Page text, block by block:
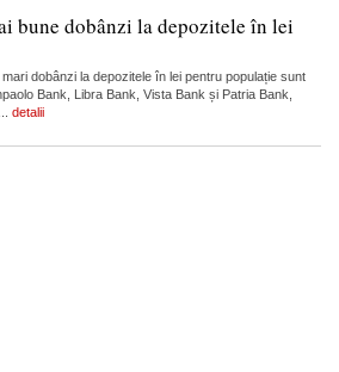
bune dobânzi la depozitele în lei
dobânzi la depozitele în lei pentru populație sunt
Bank, Libra Bank, Vista Bank și Patria Bank,
detalii